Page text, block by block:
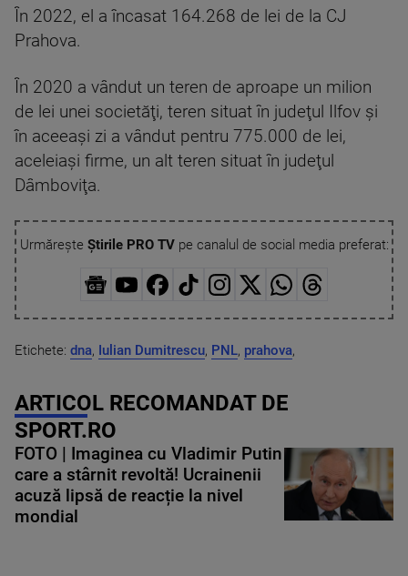
În 2022, el a încasat 164.268 de lei de la CJ
Prahova.
În 2020 a vândut un teren de aproape un milion
de lei unei societăţi, teren situat în judeţul Ilfov şi
în aceeaşi zi a vândut pentru 775.000 de lei,
aceleiaşi firme, un alt teren situat în judeţul
Dâmboviţa.
Urmărește Știrile PRO TVpe canalul de social media preferat:
Etichete: dna, Iulian Dumitrescu, PNL, prahova,
ARTICOL RECOMANDAT DE
SPORT.RO
FOTO | Imaginea cu Vladimir Putin
care a stârnit revoltă! Ucrainenii
acuză lipsă de reacție la nivel
mondial